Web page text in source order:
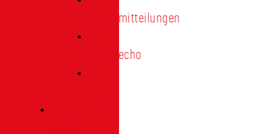
Pressemitteilungen
Presseecho